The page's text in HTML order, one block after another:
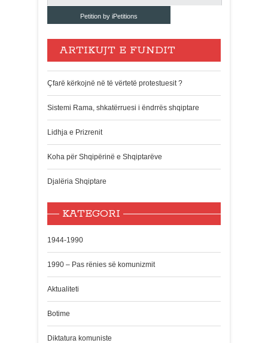
Petition by iPetitions
ARTIKUJT E FUNDIT
Çfarë kërkojnë në të vërtetë protestuesit ?
Sistemi Rama, shkatërruesi i ëndrrës shqiptare
Lidhja e Prizrenit
Koha për Shqipërinë e Shqiptarëve
Djalëria Shqiptare
KATEGORI
1944-1990
1990 – Pas rënies së komunizmit
Aktualiteti
Botime
Diktatura komuniste